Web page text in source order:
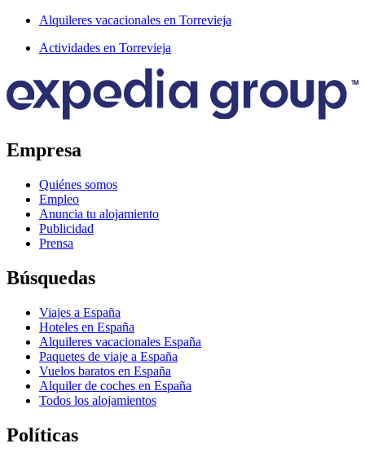
Alquileres vacacionales en Torrevieja
Actividades en Torrevieja
Empresa
Quiénes somos
Empleo
Anuncia tu alojamiento
Publicidad
Prensa
Búsquedas
Viajes a España
Hoteles en España
Alquileres vacacionales España
Paquetes de viaje a España
Vuelos baratos en España
Alquiler de coches en España
Todos los alojamientos
Políticas